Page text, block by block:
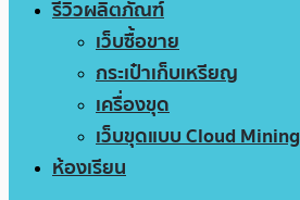
รีวิวผลิตภัณฑ์
เว็บซื้อขาย
กระเป๋าเก็บเหรียญ
เครื่องขุด
เว็บขุดแบบ Cloud Mining
ห้องเรียน